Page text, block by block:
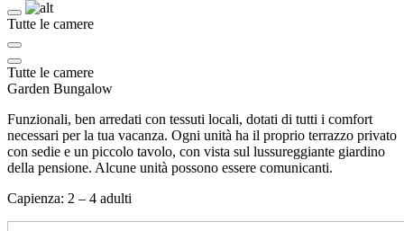
Tutte le camere
Tutte le camere
Garden Bungalow
Funzionali, ben arredati con tessuti locali, dotati di tutti i comfort
necessari per la tua vacanza. Ogni unità ha il proprio terrazzo privato
con sedie e un piccolo tavolo, con vista sul lussureggiante giardino
della pensione. Alcune unità possono essere comunicanti.
Capienza: 2 – 4 adulti